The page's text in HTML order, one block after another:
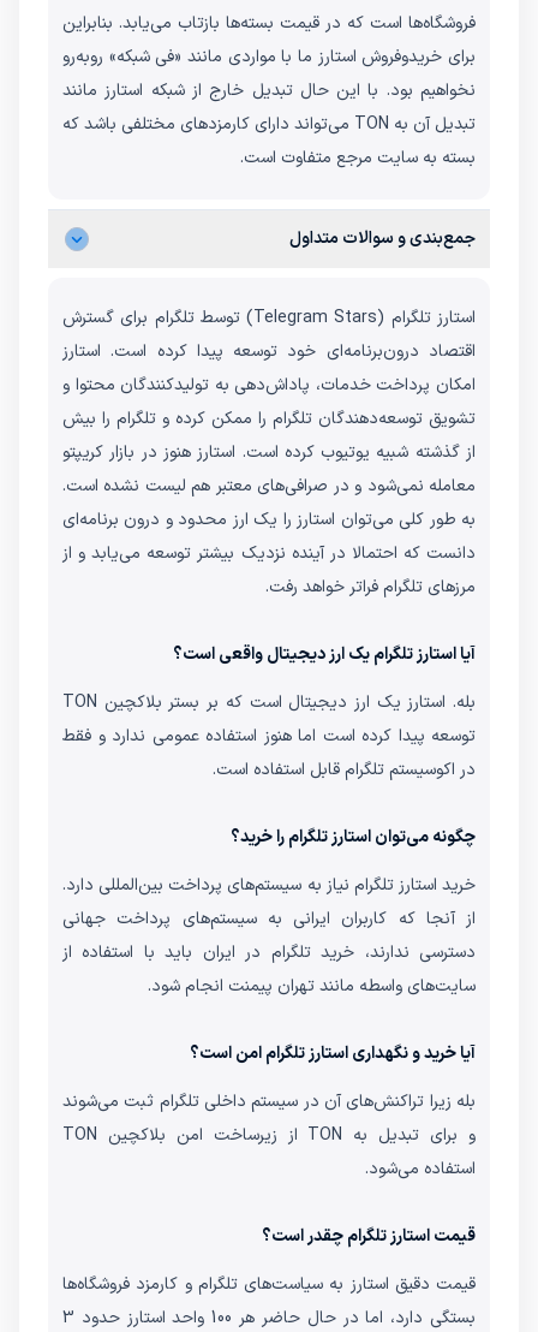
فروشگاه‌ها است که در قیمت بسته‌ها بازتاب می‌یابد. بنابراین
برای خریدوفروش استارز ما با مواردی مانند «فی شبکه» روبه‌رو
نخواهیم بود. با این حال تبدیل خارج از شبکه استارز مانند
تبدیل آن به TON می‌تواند دارای کارمزدهای مختلفی باشد که
بسته به سایت مرجع متفاوت است.
جمع‌بندی و سوالات متداول
استارز تلگرام (Telegram Stars) توسط تلگرام برای گسترش
اقتصاد درون‌برنامه‌ای خود توسعه پیدا کرده است. استارز
امکان پرداخت خدمات، پاداش‌دهی به تولیدکنندگان محتوا و
تشویق توسعه‌دهندگان تلگرام را ممکن کرده و تلگرام را بیش
از گذشته شبیه یوتیوب کرده است. استارز هنوز در بازار کریپتو
معامله نمی‌شود و در صرافی‌های معتبر هم لیست نشده است.
به طور کلی می‌توان استارز را یک ارز محدود و درون برنامه‌ای
دانست که احتمالا در آینده نزدیک بیشتر توسعه می‌یابد و از
مرزهای تلگرام فراتر خواهد رفت.
آیا استارز تلگرام یک ارز دیجیتال واقعی است؟
بله. استارز یک ارز دیجیتال است که بر بستر بلاکچین TON
توسعه پیدا کرده است اما هنوز استفاده عمومی ندارد و فقط
در اکوسیستم تلگرام قابل استفاده است.
چگونه می‌توان استارز تلگرام را خرید؟
خرید استارز تلگرام نیاز به سیستم‌های پرداخت بین‌المللی دارد.
از آنجا که کاربران ایرانی به سیستم‌های پرداخت جهانی
دسترسی ندارند، خرید تلگرام در ایران باید با استفاده از
سایت‌های واسطه مانند تهران پیمنت انجام شود.
آیا خرید و نگهداری استارز تلگرام امن است؟
بله زیرا تراکنش‌های آن در سیستم داخلی تلگرام ثبت می‌شوند
و برای تبدیل به TON از زیرساخت امن بلاکچین TON
استفاده می‌شود.
قیمت استارز تلگرام چقدر است؟
قیمت دقیق استارز به سیاست‌های تلگرام و کارمزد فروشگاه‌ها
بستگی دارد، اما در حال حاضر هر 100 واحد استارز حدود 3